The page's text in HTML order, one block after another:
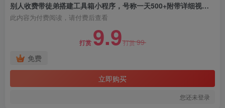
别人收费带徒弟搭建工具箱小程序，号称一天500+附带详细视频教程
此内容为付费阅读，请付费后查看
打赏 9.9打赏99
免费
立即购买
您还未登录